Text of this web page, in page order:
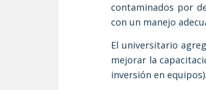
contaminados por
con un manejo
El universitario
mejorar la
inversión en equipos).